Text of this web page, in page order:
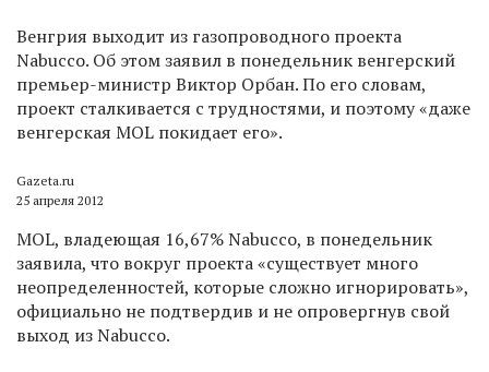
Венгрия выходит из газопроводного проекта
Nabucco. Об этом заявил в понедельник венгерский
премьер-министр Виктор Орбан. По его словам,
проект сталкивается с трудностями, и поэтому «даже
венгерская MOL покидает его».
Gazeta.ru
25 апреля 2012
MOL, владеющая 16,67% Nabucco, в понедельник
заявила, что вокруг проекта «существует много
неопределенностей, которые сложно игнорировать»,
официально не подтвердив и не опровергнув свой
выход из Nabucco.